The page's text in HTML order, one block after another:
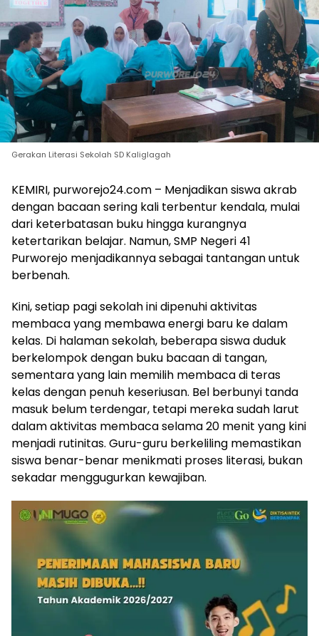
Gerakan Literasi Sekolah SD Kaliglagah
KEMIRI, purworejo24.com – Menjadikan siswa akrab
dengan bacaan sering kali terbentur kendala, mulai
dari keterbatasan buku hingga kurangnya
ketertarikan belajar. Namun, SMP Negeri 41
Purworejo menjadikannya sebagai tantangan untuk
berbenah.
Kini, setiap pagi sekolah ini dipenuhi aktivitas
membaca yang membawa energi baru ke dalam
kelas. Di halaman sekolah, beberapa siswa duduk
berkelompok dengan buku bacaan di tangan,
sementara yang lain memilih membaca di teras
kelas dengan penuh keseriusan. Bel berbunyi tanda
masuk belum terdengar, tetapi mereka sudah larut
dalam aktivitas membaca selama 20 menit yang kini
menjadi rutinitas. Guru-guru berkeliling memastikan
siswa benar-benar menikmati proses literasi, bukan
sekadar menggugurkan kewajiban.